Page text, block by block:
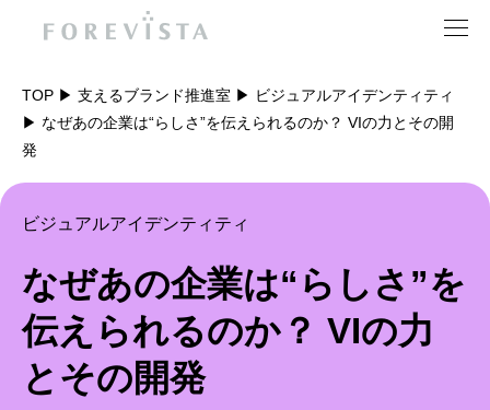
フォアビスタとは
ブランディング会社
実績
各種ブランディング
ソリューション
支えるブランド推進室
ライブラリー
ナレッジ
お問い合わせ
資料を受け取る
TOP 支えるブランド推進室
ビジュアルアイデンティティ
なぜあの企業は“らしさ”を伝えられるのか？ VIの力とその開
発
ビジュアルアイデンティティ
なぜあの企業は“らしさ”を
伝えられるのか？ VIの力
とその開発